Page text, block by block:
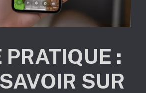
PRATIQUE :
SUR